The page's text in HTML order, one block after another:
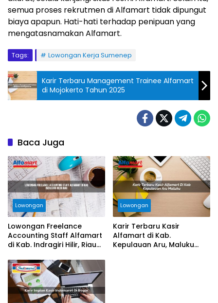
semua proses rekrutmen di Alfamart tidak dipungut
biaya apapun. Hati-hati terhadap penipuan yang
mengatasnamakan Alfamart.
Tags: Lowongan Kerja Sumenep
Karir Terbaru Management Trainee Alfamart
di Mojokerto Tahun 2025
Baca Juga
Lowongan
Lowongan Freelance
Accounting Staff Alfamart
di Kab. Indragiri Hilir, Riau
Lowongan
Karir Terbaru Kasir
Alfamart di Kab.
Kepulauan Aru, Maluku